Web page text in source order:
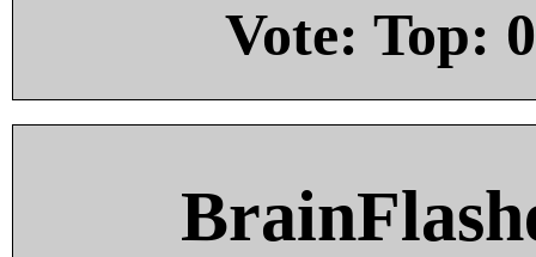
Vote: Top: 0